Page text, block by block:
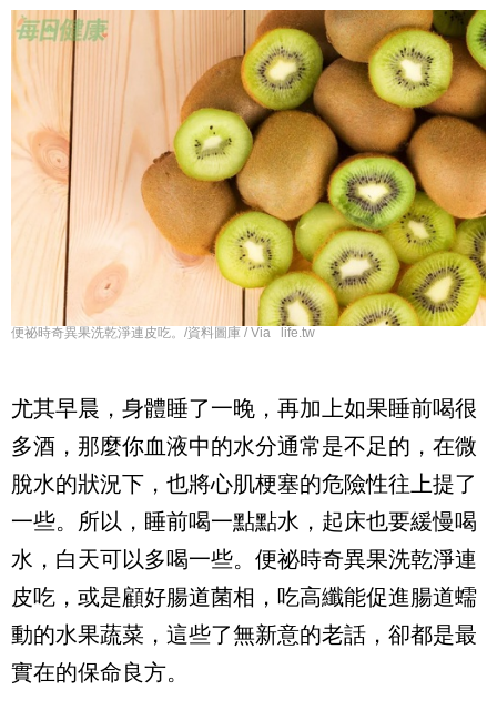
便祕時奇異果洗乾淨連皮吃。/資料圖庫 / Via life.tw
尤其早晨，身體睡了一晚，再加上如果睡前喝很
多酒，那麼你血液中的水分通常是不足的，在微
脫水的狀況下，也將心肌梗塞的危險性往上提了
一些。所以，睡前喝一點點水，起床也要緩慢喝
水，白天可以多喝一些。便祕時奇異果洗乾淨連
皮吃，或是顧好腸道菌相，吃高纖能促進腸道蠕
動的水果蔬菜，這些了無新意的老話，卻都是最
實在的保命良方。